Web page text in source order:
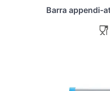
Barra appendi-